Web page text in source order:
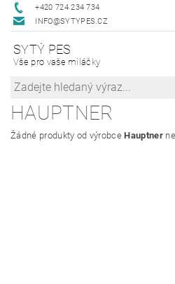
+420 724 234 734
INFO@SYTYPES.CZ
SYTÝ PES
Vše pro vaše miláčky
HAUPTNER
Žádné produkty od výrobceHauptner